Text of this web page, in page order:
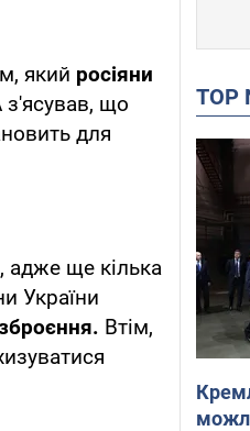
який росіяни
з'ясував, що
для
адже ще кілька
України
Втім,